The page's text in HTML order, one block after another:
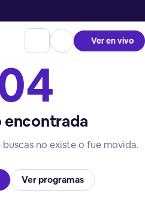
Ver en vivo
encontrada
no existe o fue movida.
Ver programas